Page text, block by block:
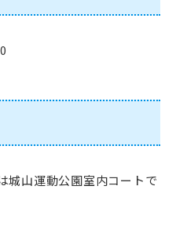
城山運動公園室内コートで